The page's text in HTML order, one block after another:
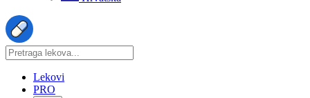
Lekovi
PRO